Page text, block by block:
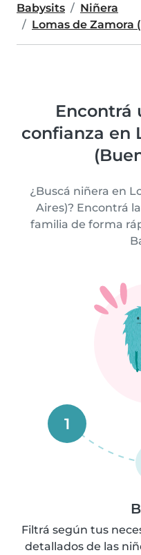
Babysits
Niñera
Lomas de Zamora
Encontrá
confianza en
¿Buscá niñera en
Aires)? Encontrá
familia de forma
1
Filtrá según tus
detallados de las